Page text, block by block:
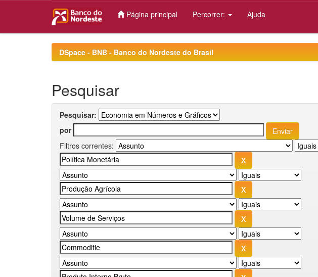
Página principal Percorrer: Ajuda
DSpace - BNB - Banco do Nordeste do Brasil
Pesquisar
Pesquisar:
por
Filtros correntes: